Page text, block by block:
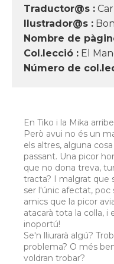
Traductor@s :
Ilustrador@s :
Nombre de
Col.lecció : El
Número de
En Tiko i la Mika
Però avui no és un
els altres, alguna
passant. Una picor
que no dona treva,
tracta? I malgrat que
ser l'únic afectat, poc
amics que la picor
atacarà tota la colla,
inoportú!
Se'n lliurarà algú?
problema? O més
voldran trobar?